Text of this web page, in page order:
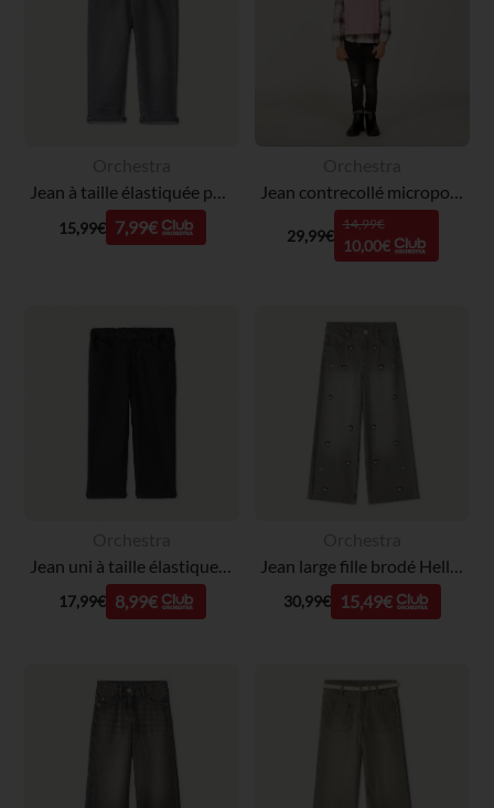
Jean à taille élastiquée pour bébé garçon
15,99€ 7,99€
Jean contrecollé micropolaire avec broderie Minnie Disney fille
29,99€
14,99€
10,00€
Jean uni à taille élastique pour bébé garçon
17,99€ 8,99€
Jean large fille brodé Hello Kitty
30,99€ 15,49€